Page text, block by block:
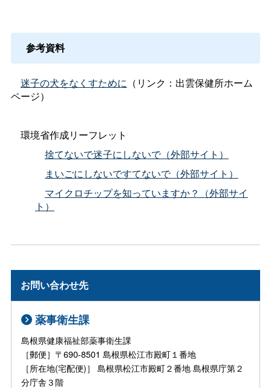
参考資料
迷子の犬をなくすために （リンク：出雲保健所ホーム
ページ）
環境省作成リーフレット
捨てないで迷子にしないで（外部サイト）
まいごにしないですてないで（外部サイト）
マイクロチップを知っていますか？（外部サイ
ト）
お問い合わせ先
薬事衛生課
島根県健康福祉部薬事衛生課
［郵便］〒690-8501 島根県松江市殿町１番地
［所在地(宅配便)］ 島根県松江市殿町２番地 島根県庁第２
分庁舎３階